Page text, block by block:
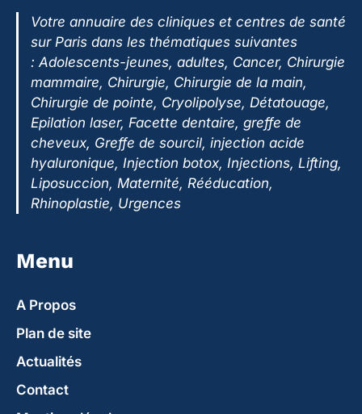
Votre annuaire des cliniques et centres de santé
sur Paris dans les thématiques suivantes
: Adolescents-jeunes, adultes, Cancer, Chirurgie
mammaire, Chirurgie, Chirurgie de la main,
Chirurgie de pointe, Cryolipolyse, Détatouage,
Epilation laser, Facette dentaire, greffe de
cheveux, Greffe de sourcil, injection acide
hyaluronique, Injection botox, Injections, Lifting,
Liposuccion, Maternité, Rééducation,
Rhinoplastie, Urgences
Menu
A Propos
Plan de site
Actualités
Contact